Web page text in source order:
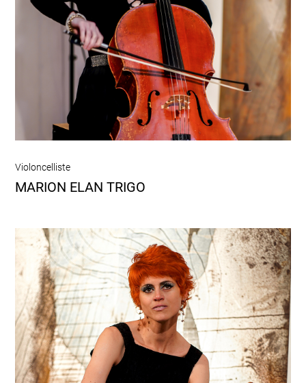
Violoncelliste
MARION ELAN TRIGO